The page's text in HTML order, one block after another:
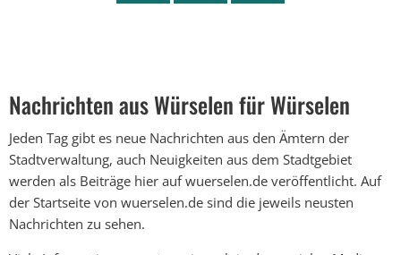
Nachrichten aus Würselen für Würselen
Jeden Tag gibt es neue Nachrichten aus den Ämtern der
Stadtverwaltung, auch Neuigkeiten aus dem Stadtgebiet
werden als Beiträge hier auf wuerselen.de veröffentlicht. Auf
der Startseite von wuerselen.de sind die jeweils neusten
Nachrichten zu sehen.